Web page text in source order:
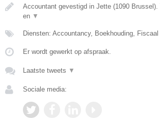
Accountant gevestigd in Jette (1090 Brussel).
en ▼
Diensten: Accountancy, Boekhouding, Fiscaal
Er wordt gewerkt op afspraak.
Laatste tweets ▼
Sociale media: